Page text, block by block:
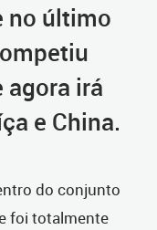
no último
agora irá
e China.
do conjunto
foi totalmente